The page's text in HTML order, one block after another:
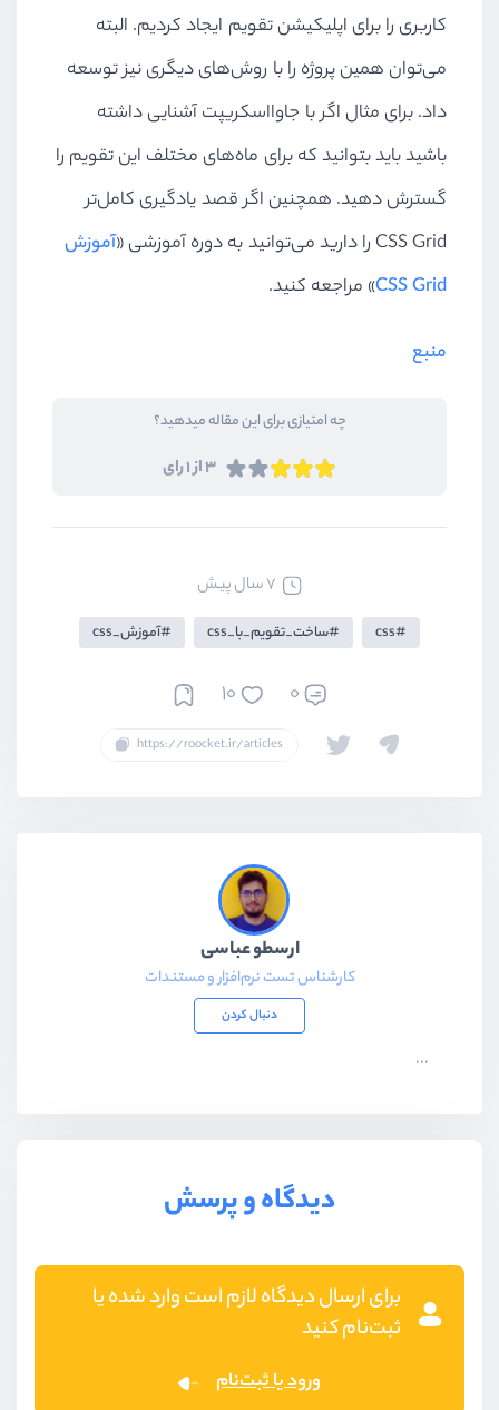
کاربری را برای اپلیکیشن تقویم ایجاد کردیم. البته
می‌توان همین پروژه را با روش‌های دیگری نیز توسعه
داد. برای مثال اگر با جاوااسکریپت آشنایی داشته
باشید باید بتوانید که برای ماه‌های مختلف این تقویم را
گسترش دهید. همچنین اگر قصد یادگیری کامل‌تر
CSS Grid را دارید می‌توانید به دوره‌ آموزشی «
آموزش
CSS Grid» مراجعه کنید.
منبع
چه امتیازی برای این مقاله میدهید؟
3 از 1 رای
7 سال پیش
css ساخت_تقویم_با_css آموزش_css
0
10
ارسطو عباسی
کارشناس تست نرم‌افزار و مستندات
دنبال کردن
...
دیدگاه و پرسش
برای ارسال دیدگاه لازم است وارد شده یا
ثبت‌نام کنید
ورود یا ثبت‌نام